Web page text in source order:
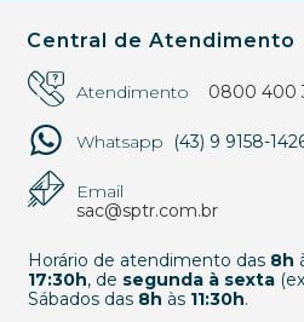
Central de Atendimento
Atendimento 0800 400
Whatsapp (43) 9 9158-
Email
sac@sptr.com.br
Horário de atendimento das 8h
17:30h, de segunda à sexta
Sábados das 8h às 11:30h.